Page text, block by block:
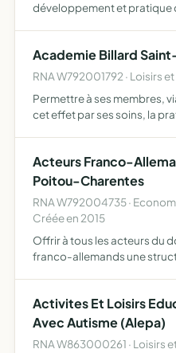
développement et pratique
cour…
Academie Billard
RNA W792001792 · Loisirs
Permettre à ses membres,
cet effet par ses soins, la
Acteurs Franco-
Poitou-Charentes
RNA W792004735 ·
Créée en 2015
Offrir à tous les acteurs du
franco-allemands une
de nou…
Activites Et Loisirs
Avec Autisme (Alepa)
RNA W863000261 · Loisirs